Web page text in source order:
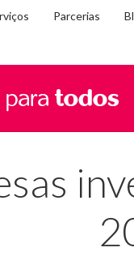
Parcerias